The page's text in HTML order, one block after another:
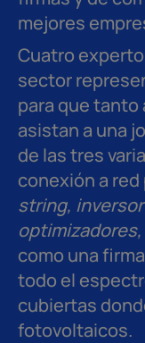
mejores
Cuatro
sector
para que
asistan a una
de las tres
conexión a
string,
como una
todo el
cubiertas
fotovoltaicos.